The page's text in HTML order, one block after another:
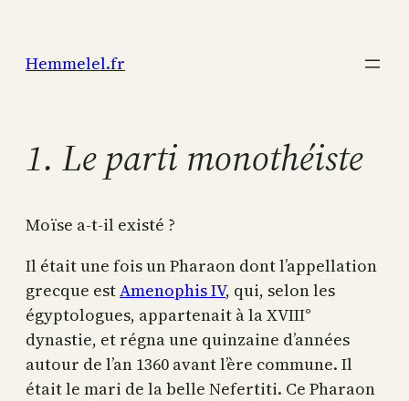
contenu
Hemmelel.fr
1. Le parti monothéiste
Moïse a-t-il existé ?
Il était une fois un Pharaon dont l’appellation
grecque estAmenophis IV, qui, selon les
égyptologues, appartenait à la XVIII°
dynastie, et régna une quinzaine d’années
autour de l’an 1360 avant l’ère commune. Il
était le mari de la belle Nefertiti. Ce Pharaon